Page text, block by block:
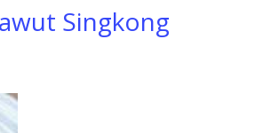
Singkong